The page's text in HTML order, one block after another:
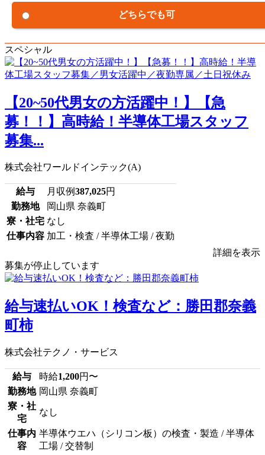
どちらでも可
スペシャル
【20~50代男女の方活躍中！】【急
募！！】高時給！半導体工場スタッフ
募集...
株式会社ワールドインテック(A)
給与 月収例387,025円
勤務地
岡山県 奈義町
寮・社宅 なし
仕事内容 加工・検査 / 半導体工場 / 夜勤
詳細を表示
募集が停止しています
給与速払いOK！検査など：勝田郡奈義
町柿
株式会社テクノ・サービス
給与 時給1,200円〜
勤務地 岡山県 奈義町
寮・社
宅
なし
仕事内
容
半導体ウエハ（シリコン板）の検査・製造 / 半導体
工場 / 交替制